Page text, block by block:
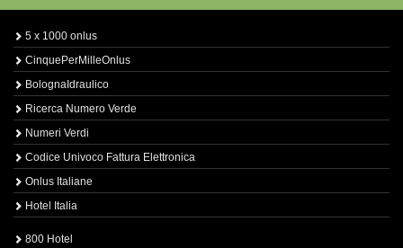
5 x 1000 onlus
CinquePerMilleOnlus
BolognaIdraulico
Ricerca Numero Verde
Numeri Verdi
Codice Univoco Fattura Elettronica
Onlus Italiane
Hotel Italia
800 Hotel